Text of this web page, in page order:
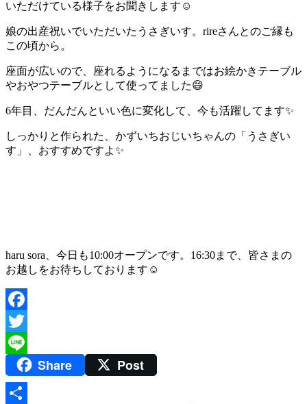
いただけている様子をお聞きします☺️
娘の出産祝いでいただいたうさぎいす。rireさんとのご縁も
この頃から。
座面が広いので、座れるようになるまではお絵かきテーブル
やおやつテーブルとして使ってました😄
6年目、だんだんといい色に変化して、今も活躍してます✨
しっかりと作られた、かずいちおじいちゃんの「うさぎい
す」、おすすめですよ✨
haru sora、今日も10:00オープンです。16:30まで、皆さまの
お越しをお待ちしております☺️
Facebook
Twitter
Line
Share Post